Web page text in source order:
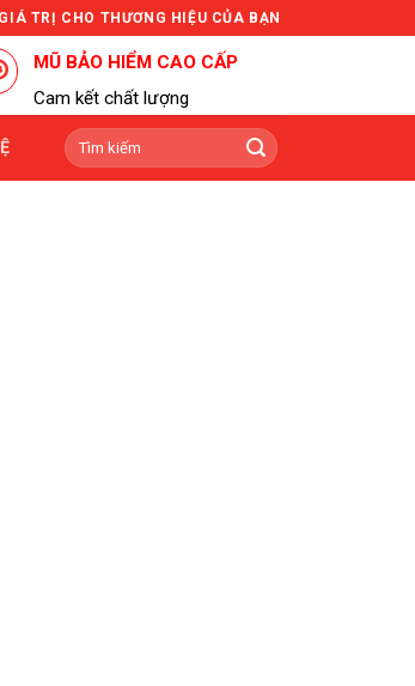
TRỊ CHO THƯƠNG HIỆU CỦA BẠN
MŨ BẢO HIỂM CAO CẤP
Cam kết chất lượng
Tìm
kiếm: